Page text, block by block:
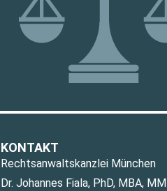
KONTAKT
Rechtsanwaltskanzlei München
Dr. Johannes Fiala, PhD, MBA, MM